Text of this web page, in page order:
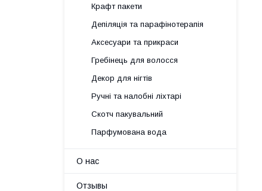
Крафт пакети
Депіляція та парафінотерапія
Аксесуари та прикраси
Гребінець для волосся
Декор для нігтів
Ручні та налобні ліхтарі
Скотч пакувальний
Парфумована вода
О нас
Отзывы